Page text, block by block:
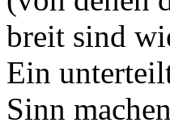
breit sind
Ein
Sinn